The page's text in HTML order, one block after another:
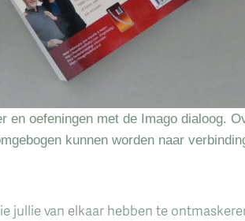
en oefeningen met de Imago dialoog.
kunnen worden naar
jullie van elkaar hebben te